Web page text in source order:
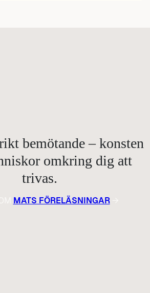
bemötande – konsten
omkring dig att
trivas.
MATS FÖRELÄSNINGAR→